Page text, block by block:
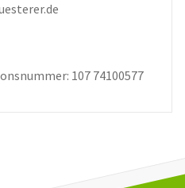
107 74100577